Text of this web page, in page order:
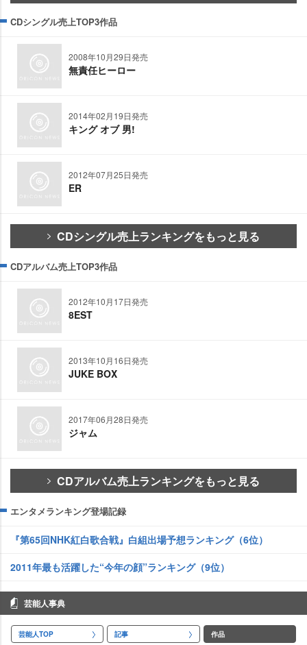
CDシングル売上TOP3作品
2008年10月29日発売
無責任ヒーロー
2014年02月19日発売
キング オブ 男!
2012年07月25日発売
ER
CDシングル売上ランキングをもっと見る
CDアルバム売上TOP3作品
2012年10月17日発売
8EST
2013年10月16日発売
JUKE BOX
2017年06月28日発売
ジャム
CDアルバム売上ランキングをもっと見る
エンタメランキング登場記録
『第65回NHK紅白歌合戦』白組出場予想ランキング（6位）
2011年最も活躍した“今年の顔”ランキング（9位）
芸能人事典
芸能人TOP 記事 作品